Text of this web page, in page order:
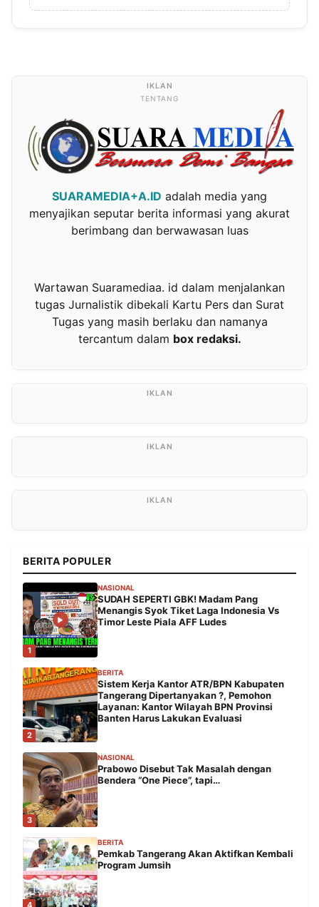
TENTANG
SUARAMEDIA+A.ID adalah media yang
menyajikan seputar berita informasi yang akurat
berimbang dan berwawasan luas
Wartawan Suaramediaa. id dalam menjalankan
tugas Jurnalistik dibekali Kartu Pers dan Surat
Tugas yang masih berlaku dan namanya
tercantum dalam box redaksi.
BERITA POPULER
1
NASIONAL
SUDAH SEPERTI GBK! Madam Pang
Menangis Syok Tiket Laga Indonesia Vs
Timor Leste Piala AFF Ludes
2
BERITA
Sistem Kerja Kantor ATR/BPN Kabupaten
Tangerang Dipertanyakan ?, Pemohon
Layanan: Kantor Wilayah BPN Provinsi
Banten Harus Lakukan Evaluasi
3
NASIONAL
Prabowo Disebut Tak Masalah dengan
Bendera “One Piece”, tapi…
4
BERITA
Pemkab Tangerang Akan Aktifkan Kembali
Program Jumsih